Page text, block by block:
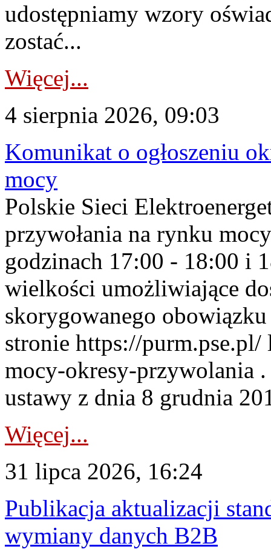
udostępniamy wzory
zostać...
Więcej...
4 sierpnia 2026, 09:03
Komunikat o ogłoszeniu
mocy
Polskie Sieci
przywołania na rynku
godzinach 17:00 - 18:00 i
wielkości umożliwiające
skorygowanego
stronie https://
mocy-okresy-przywolania
ustawy z dnia 8 grudnia
Więcej...
31 lipca 2026, 16:24
Publikacja aktualizacji
wymiany danych B2B